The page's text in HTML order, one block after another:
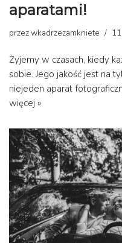
aparatami!
przezwkadrzezamkniete
Żyjemy w czasach, kiedy
sobie. Jego jakość jest na
niejeden aparat
więcej »